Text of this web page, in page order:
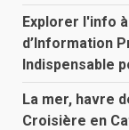
Explorer l'info
d’Information
Indispensable
La mer, havre
Croisière en